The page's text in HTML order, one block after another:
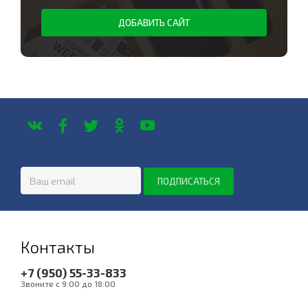
ДОБАВИТЬ САЙТ
Контакты
+7 (950) 55-33-833
Звоните с 9:00 до 18:00